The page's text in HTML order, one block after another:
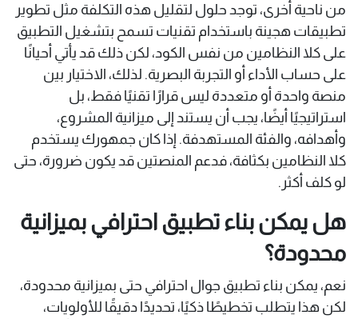
من ناحية أخرى، توجد حلول لتقليل هذه التكلفة مثل تطوير
تطبيقات هجينة باستخدام تقنيات تسمح بتشغيل التطبيق
على كلا النظامين من نفس الكود، لكن ذلك قد يأتي أحيانًا
على حساب الأداء أو التجربة البصرية. لذلك، الاختيار بين
منصة واحدة أو متعددة ليس قرارًا تقنيًا فقط، بل
استراتيجيًا أيضًا، يجب أن يستند إلى ميزانية المشروع،
وأهدافه، والفئة المستهدفة. إذا كان جمهورك يستخدم
كلا النظامين بكثافة، فدعم المنصتين قد يكون ضرورة، حتى
لو كلف أكثر.
هل يمكن بناء تطبيق احترافي بميزانية
محدودة؟
نعم، يمكن بناء تطبيق جوال احترافي حتى بميزانية محدودة،
لكن هذا يتطلب تخطيطًا ذكيًا، تحديدًا دقيقًا للأولويات،